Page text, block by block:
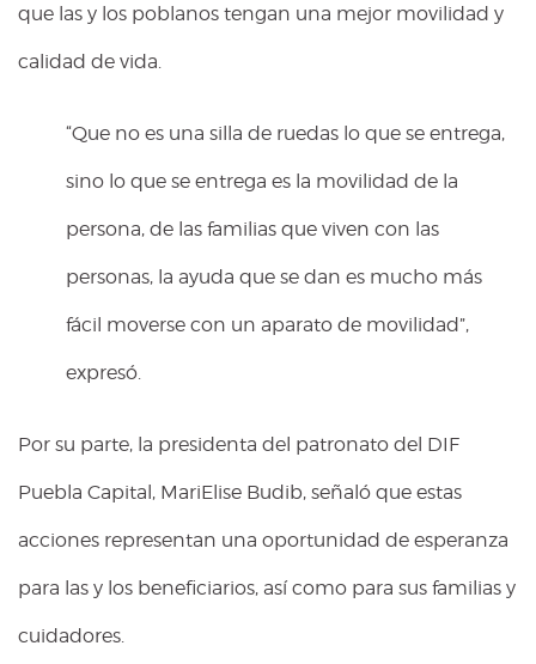
que las y los poblanos tengan una mejor movilidad y
calidad de vida.
“Que no es una silla de ruedas lo que se entrega,
sino lo que se entrega es la movilidad de la
persona, de las familias que viven con las
personas, la ayuda que se dan es mucho más
fácil moverse con un aparato de movilidad”,
expresó.
Por su parte, la presidenta del patronato del DIF
Puebla Capital, MariElise Budib, señaló que estas
acciones representan una oportunidad de esperanza
para las y los beneficiarios, así como para sus familias y
cuidadores.